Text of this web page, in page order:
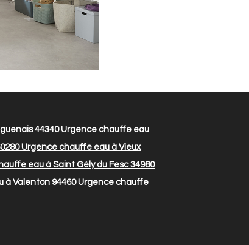
44340Urgence chauffe eau
Urgence chauffe eau à Vieux
eau à Saint Gély du Fesc 34980
Valenton 94460Urgence chauffe